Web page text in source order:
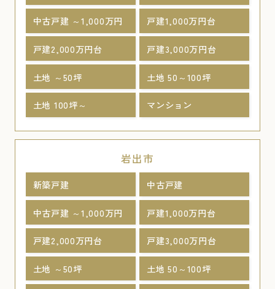
中古戸建 ～1,000万円 戸建1,000万円台
戸建2,000万円台 戸建3,000万円台
土地 ～50坪 土地 50～100坪
土地 100坪～ マンション
岩出市
新築戸建 中古戸建
中古戸建 ～1,000万円 戸建1,000万円台
戸建2,000万円台 戸建3,000万円台
土地 ～50坪 土地 50～100坪